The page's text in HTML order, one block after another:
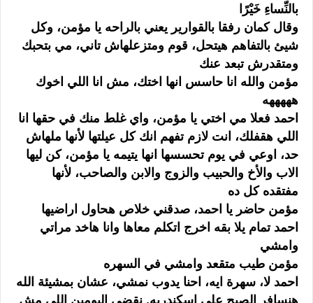
بالنِّساءِ خَيْرًا
وقال كمان رفقا بالقوارير يعني بالراحه يا مؤمن، وكل
شيئ بالتفاهم هيتحل، قوم ومتزعلهاش تاني، مي بتحبك
ومتقدرش تبعد عنك
مؤمن والله انا حاسس انها اختك، مش انا اللي اخوك
هههههه
احمد فعلا مي اختي يا مؤمن، واي غلط منك في حقها انا
اللي هقفلك، انت لازم تفهم انك كل عيلتها لأنها ملهاش
حد، اوعي في يوم تحسسها انها يتيمه يا مؤمن، كن ليها
الاب والأخ والحبيب والزوج والابن والصاحب، لأنها
مفتقده كل ده
مؤمن حاضر يا احمد، صدقني خلاص هحاول اراضيها
احمد تمام يلا بقه اخرج اتكلم معاها وانا هاخد مراتي
وامشي
مؤمن طيب متقعد وامشي في السهره
احمد لا، سهرة ايه، احنا يدوب نمشي، عشان بمشيئة الله